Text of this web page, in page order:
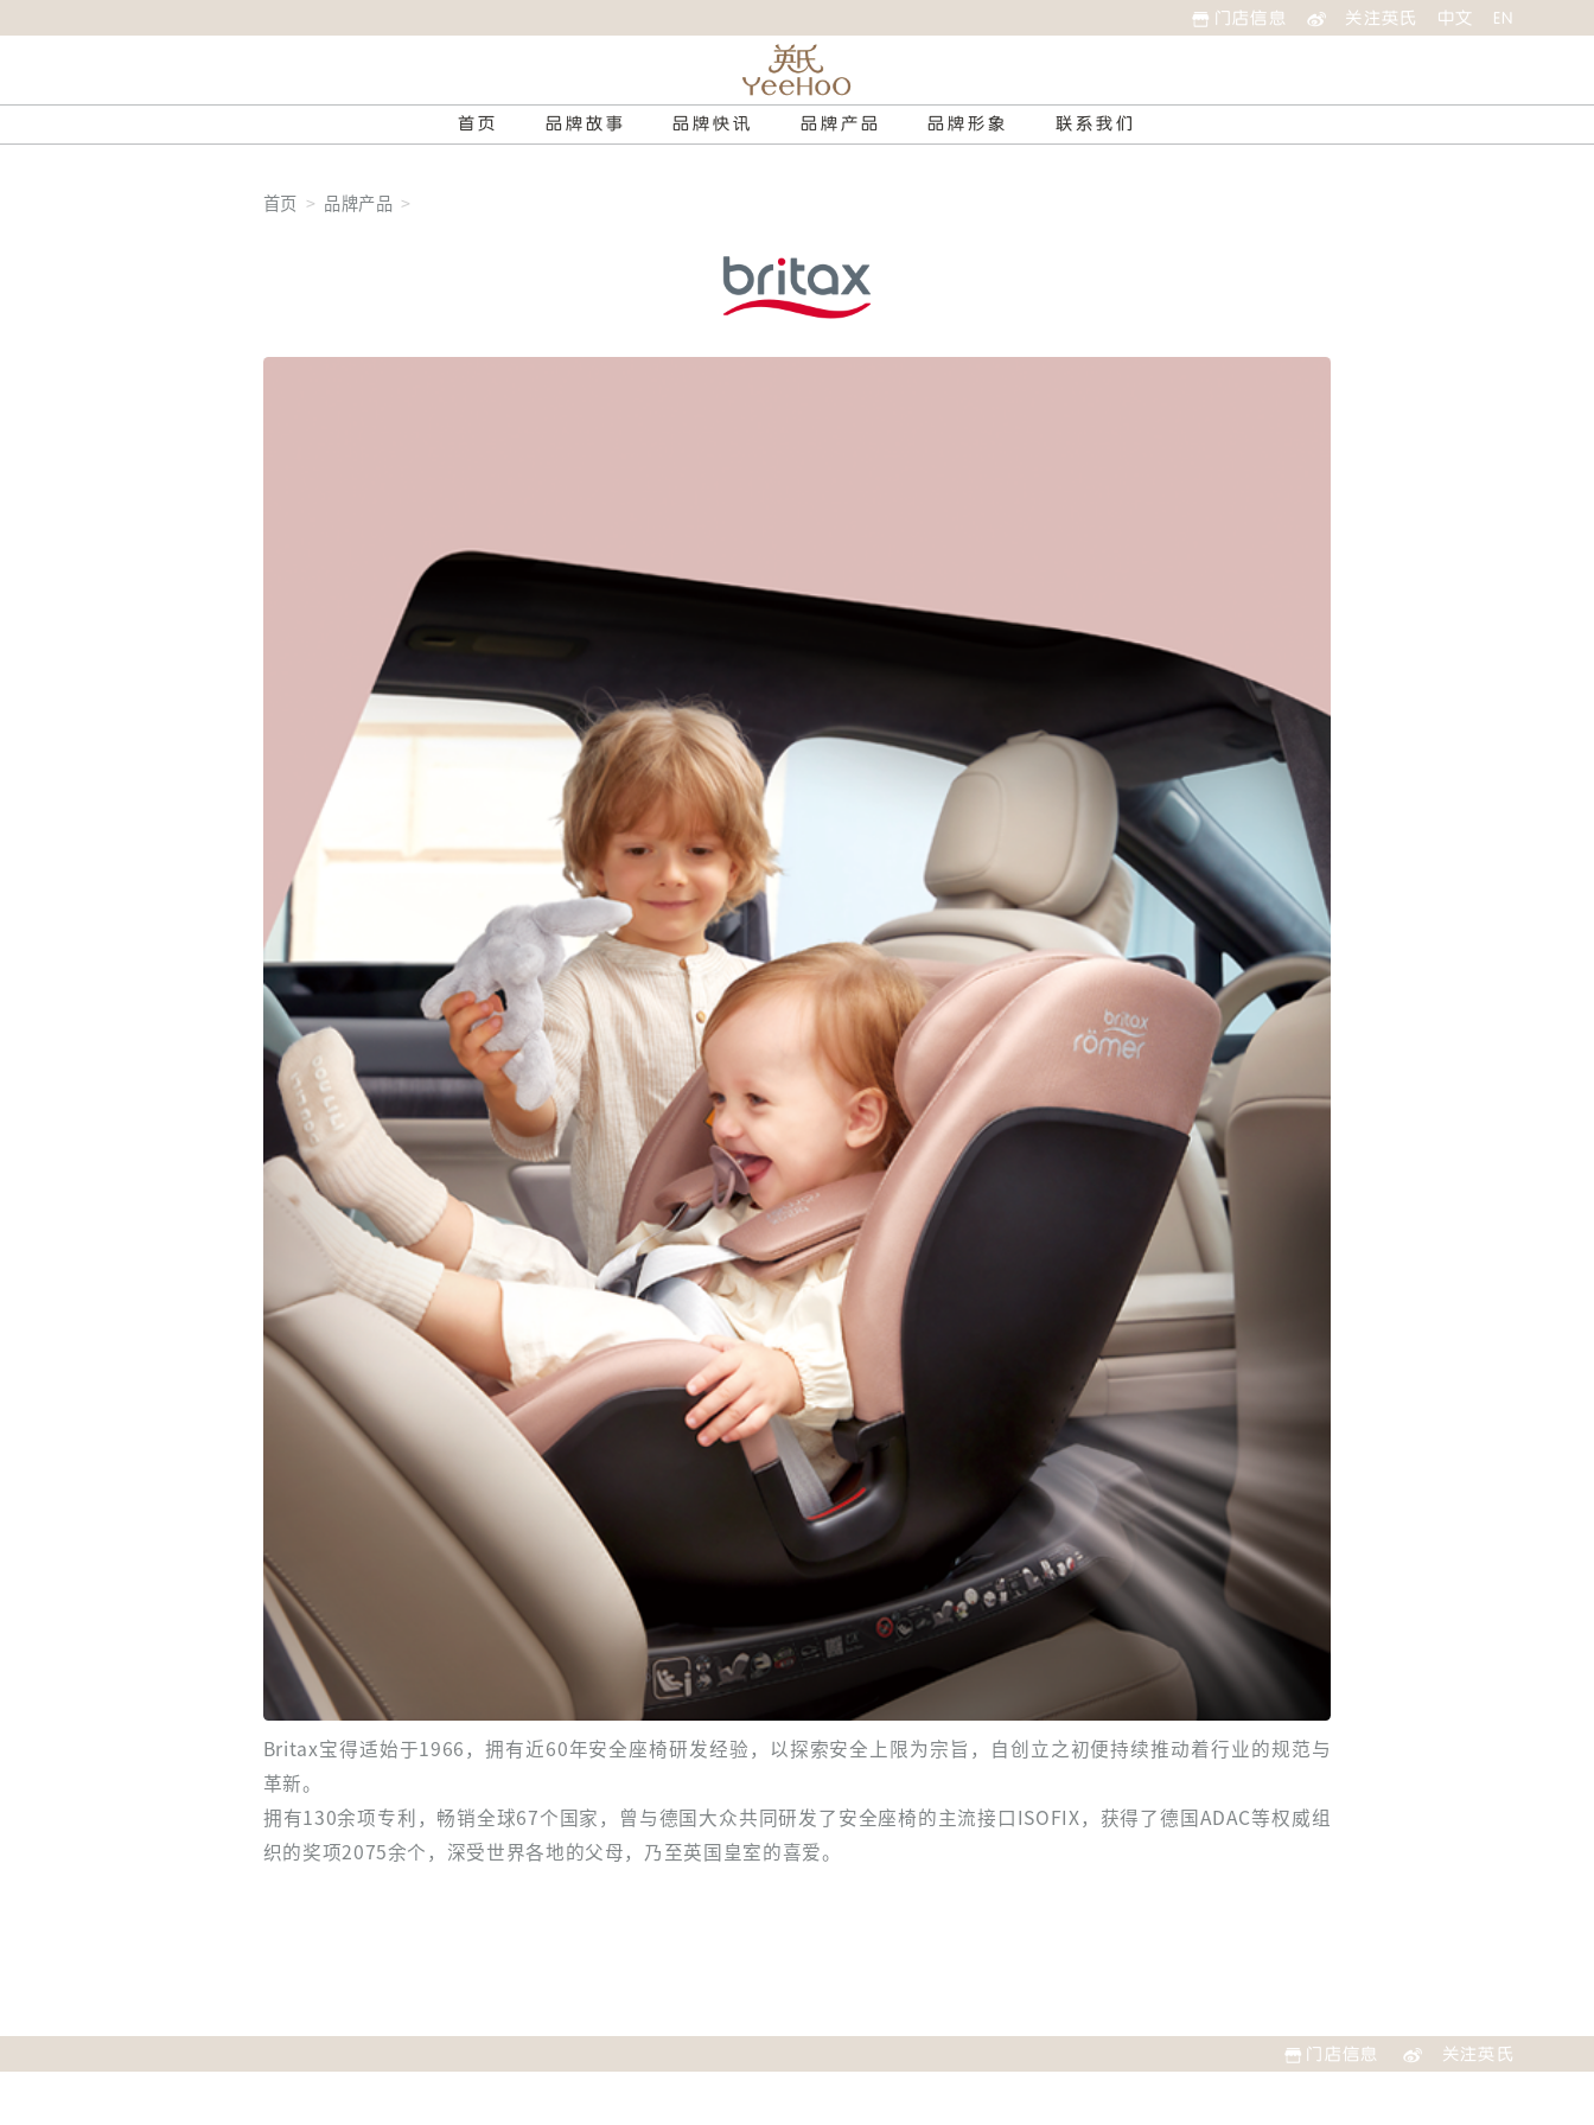
门店信息 关注英氏 中文 EN
首页 品牌故事 品牌快讯 品牌产品 品牌形象 联系我们
首页 品牌产品
Britax宝得适始于1966，拥有近60年安全座椅研发经验，以探索安全上限为宗旨，自创立之初便持续推动着行业的规范与
革新。
拥有130余项专利，畅销全球67个国家，曾与德国大众共同研发了安全座椅的主流接口ISOFIX，获得了德国ADAC等权威组
织的奖项2075余个，深受世界各地的父母，乃至英国皇室的喜爱。
门店信息 关注英氏